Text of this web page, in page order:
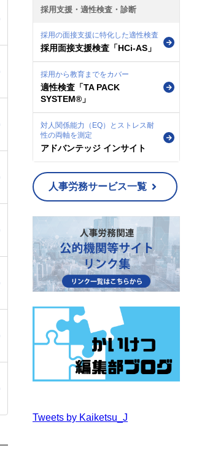
採用支援・適性検査・診断
採用の面接支援に特化した適性検査
採用面接支援検査「HCi-AS」
採用から教育までをカバー
適性検査「TA PACK
SYSTEM®」
対人関係能力（EQ）とストレス耐
性の両軸を測定
アドバンテッジ インサイト
人事労務サービス一覧
Tweets by Kaiketsu_J